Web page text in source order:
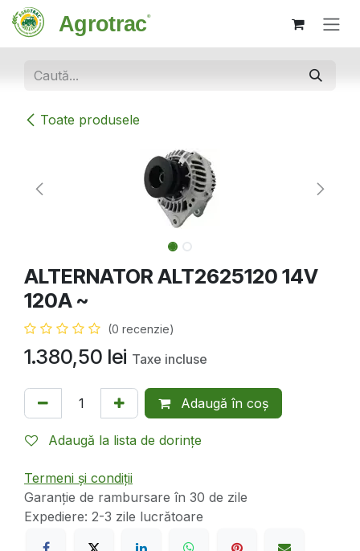
Sari la conținut
Toate produsele
ALTERNATOR ALT2625120 14V
120A ~
(0 recenzie)
1.380,50 lei Taxe incluse
Adaugă în coș
Adaugă la lista de dorințe
Termeni și condiții
Garanție de rambursare în 30 de zile
Expediere: 2-3 zile lucrătoare